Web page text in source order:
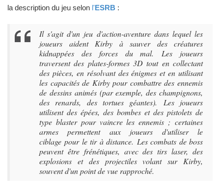
la description du jeu selon l'ESRB :
Il s'agit d'un jeu d'action-aventure dans lequel les
joueurs aident Kirby à sauver des créatures
kidnappées des forces du mal. Les joueurs
traversent des plates-formes 3D tout en collectant
des pièces, en résolvant des énigmes et en utilisant
les capacités de Kirby pour combattre des ennemis
de dessins animés (par exemple, des champignons,
des renards, des tortues géantes). Les joueurs
utilisent des épées, des bombes et des pistolets de
type blaster pour vaincre les ennemis ; certaines
armes permettent aux joueurs d'utiliser le
ciblage pour le tir à distance. Les combats de boss
peuvent être frénétiques, avec des tirs laser, des
explosions et des projectiles volant sur Kirby,
souvent d'un point de vue rapproché.